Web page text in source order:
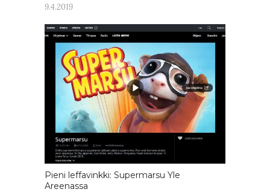
9.4.2019
Pieni leffavinkki: Supermarsu Yle
Areenassa